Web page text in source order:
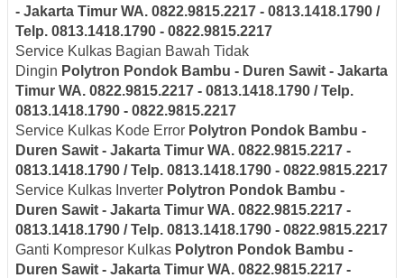
- Jakarta Timur WA. 0822.9815.2217 - 0813.1418.1790 /
Telp. 0813.1418.1790 - 0822.9815.2217
Service Kulkas Bagian Bawah Tidak
Dingin Polytron Pondok Bambu - Duren Sawit - Jakarta
Timur WA. 0822.9815.2217 - 0813.1418.1790 / Telp.
0813.1418.1790 - 0822.9815.2217
Service Kulkas Kode Error Polytron Pondok Bambu -
Duren Sawit - Jakarta Timur WA. 0822.9815.2217 -
0813.1418.1790 / Telp. 0813.1418.1790 - 0822.9815.2217
Service Kulkas Inverter Polytron Pondok Bambu -
Duren Sawit - Jakarta Timur WA. 0822.9815.2217 -
0813.1418.1790 / Telp. 0813.1418.1790 - 0822.9815.2217
Ganti Kompresor Kulkas Polytron Pondok Bambu -
Duren Sawit - Jakarta Timur WA. 0822.9815.2217 -